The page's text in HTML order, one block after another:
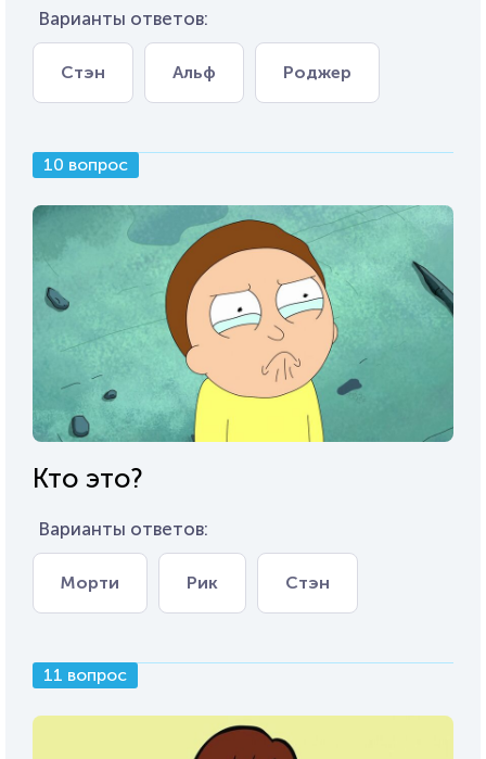
Варианты ответов:
Стэн Альф Роджер
10 вопрос
Кто это?
Варианты ответов:
Морти Рик Стэн
11 вопрос